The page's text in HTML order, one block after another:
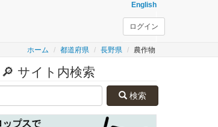
English
ログイン
ホーム 都道府県 長野県 農作物
🔎 サイト内検索
検索